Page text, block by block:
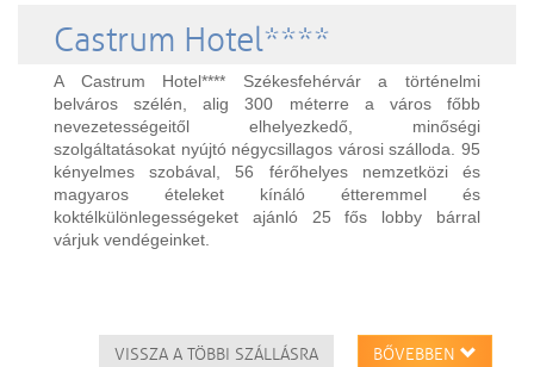
Castrum Hotel****
A Castrum Hotel**** Székesfehérvár a történelmi
belváros szélén, alig 300 méterre a város főbb
nevezetességeitől elhelyezkedő, minőségi
szolgáltatásokat nyújtó négycsillagos városi szálloda. 95
kényelmes szobával, 56 férőhelyes nemzetközi és
magyaros ételeket kínáló étteremmel és
koktélkülönlegességeket ajánló 25 fős lobby bárral
várjuk vendégeinket.
BŐVEBBEN
VISSZA A TÖBBI SZÁLLÁSRA